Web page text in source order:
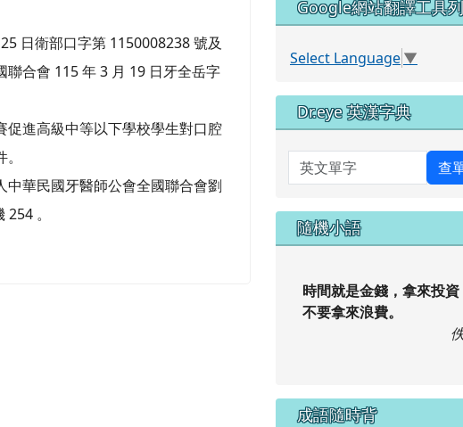
日衛部口字第 1150008238 號及
合會 115 年 3 月 19 日牙全岳字
進高級中等以下學校學生對口腔
華民國牙醫師公會全國聯合會劉
。
Google網站翻譯工具列
Select Language▼
Dr.eye 英漢字典
英文單字 查
隨機小語
時間就是金錢，拿來投資
不要拿來浪費。
成語隨時背